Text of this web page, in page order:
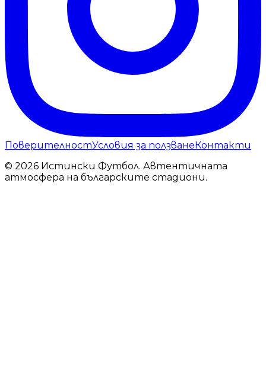
ПоверителностУсловия за ползванеКонтакти
© 2026 Истински Футбол. Автентичната
атмосфера на българските стадиони.